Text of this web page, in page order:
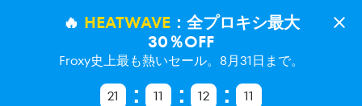
🔥 HEATWAVE：全プロキシ最大
30％OFF
Froxy史上最も熱いセール。8月31日まで。
21
11 12 11